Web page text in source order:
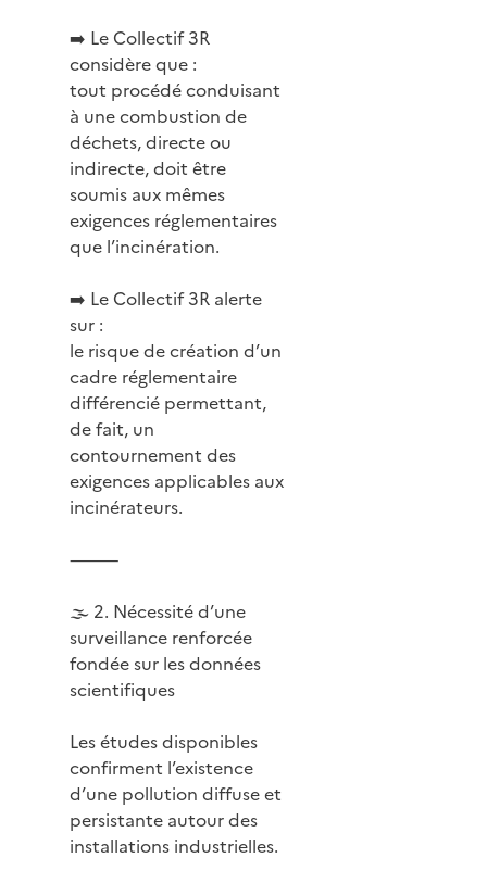
➡️ Le Collectif 3R
considère que :
tout procédé conduisant
à une combustion de
déchets, directe ou
indirecte, doit être
soumis aux mêmes
exigences réglementaires
que l’incinération.
➡️ Le Collectif 3R alerte
sur :
le risque de création d’un
cadre réglementaire
différencié permettant,
de fait, un
contournement des
exigences applicables aux
incinérateurs.
⸻
🌫️ 2. Nécessité d’une
surveillance renforcée
fondée sur les données
scientifiques
Les études disponibles
confirment l’existence
d’une pollution diffuse et
persistante autour des
installations industrielles.